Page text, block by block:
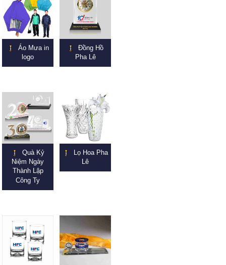
Áo Mưa in
logo
Đồng Hồ
Pha Lê
Quà Kỷ
Niệm Ngày
Thành Lập
Công Ty
Lọ Hoa Pha
Lê